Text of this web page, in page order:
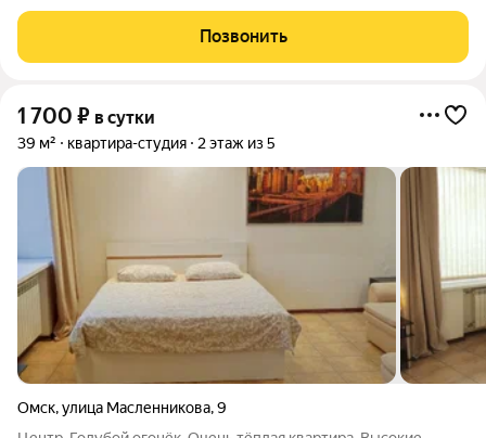
Цыганские семьи не заселяюПозвонить
1 700 ₽ в сутки
39 м² квартира-студия 2 этаж из 5
Омск,улица Масленникова,9